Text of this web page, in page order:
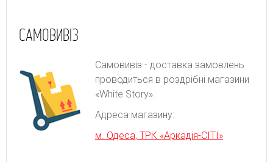
САМОВИВІЗ
Самовивіз - доставка замовлень
проводиться в роздрібні магазини
«White Story».
Адреса магазину:
м. Одеса, ТРК «Аркадія-СІТІ»